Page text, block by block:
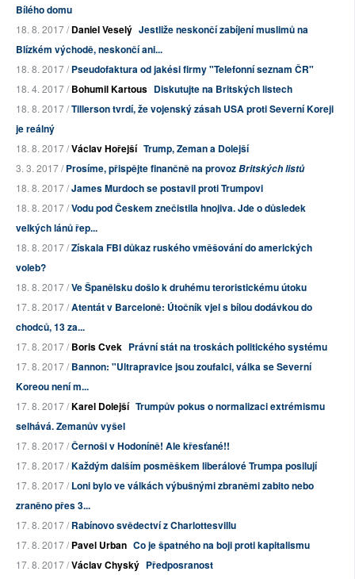
Bílého domu
18. 8. 2017 /Daniel Veselý Jestliže neskončí zabíjení muslimů na
Blízkém východě, neskončí ani...
18. 8. 2017 /Pseudofaktura od jakési firmy "Telefonní seznam ČR"
18. 4. 2017 /Bohumil Kartous Diskutujte na Britských listech
18. 8. 2017 /Tillerson tvrdí, že vojenský zásah USA proti Severní Koreji
je reálný
18. 8. 2017 /Václav Hořejší Trump, Zeman a Dolejší
3. 3. 2017 /Prosíme, přispějte finančně na provozBritských listů
18. 8. 2017 /James Murdoch se postavil proti Trumpovi
18. 8. 2017 /Vodu pod Českem znečistila hnojiva. Jde o důsledek
velkých lánů řep...
18. 8. 2017 /Získala FBI důkaz ruského vměšování do amerických
voleb?
18. 8. 2017 /Ve Španělsku došlo k druhému teroristickému útoku
17. 8. 2017 /Atentát v Barceloně: Útočník vjel s bílou dodávkou do
chodců, 13 za...
17. 8. 2017 /Boris Cvek Právní stát na troskách politického systému
17. 8. 2017 /Bannon: "Ultrapravice jsou zoufalci, válka se Severní
Koreou není m...
17. 8. 2017 /Karel Dolejší Trumpův pokus o normalizaci extrémismu
selhává. Zemanův vyšel
17. 8. 2017 /Černoši v Hodoníně! Ale křesťané!!
17. 8. 2017 /Každým dalším posměškem liberálové Trumpa posilují
17. 8. 2017 /Loni bylo ve válkách výbušnými zbraněmi zabito nebo
zraněno přes 3...
17. 8. 2017 /Rabínovo svědectví z Charlottesvillu
17. 8. 2017 /Pavel Urban Co je špatného na boji proti kapitalismu
17. 8. 2017 /Václav Chyský Předposranost